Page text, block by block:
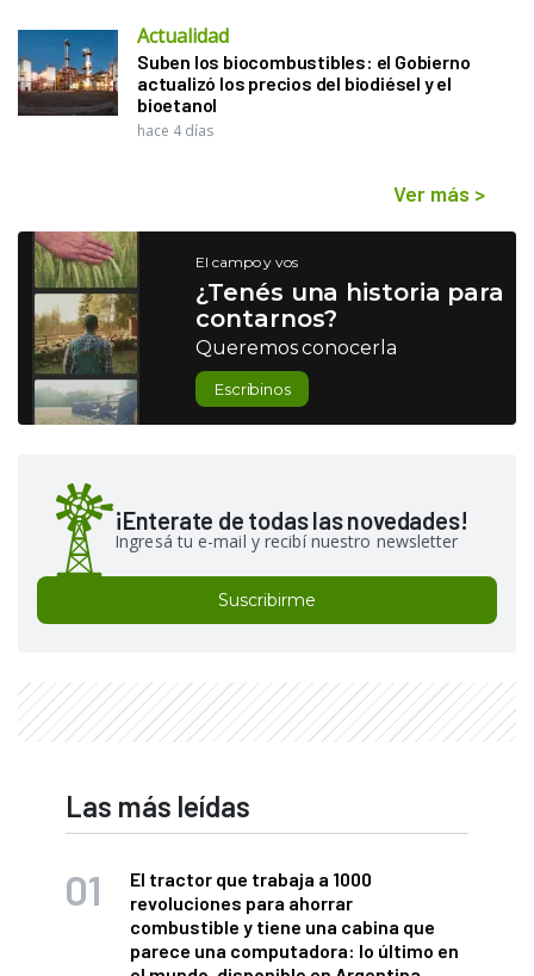
Actualidad
Suben los biocombustibles: el Gobierno
actualizó los precios del biodiésel y el
bioetanol
hace 4 días
Ver más >
El campo y vos
¿Tenés una historia para
contarnos?
Queremos conocerla
Escribinos
¡Enterate de todas las novedades!
Ingresá tu e-mail y recibí nuestro newsletter
Suscribirme
Las más leídas
El tractor que trabaja a 1000
revoluciones para ahorrar
combustible y tiene una cabina que
parece una computadora: lo último en